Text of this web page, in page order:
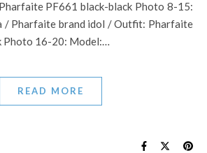
PF661 black-black Photo 8-15:
/ Pharfaite brand idol / Outfit: Pharfaite
Photo 16-20: Model:…
READ MORE